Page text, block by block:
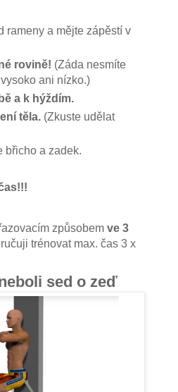
rameny a mějte zápěstí v
rovině! (Záda nesmíte
ani nízko.)
a k hýždím.
těla. (Zkuste udělat
břicho a zadek.
způsobemve 3
trénovat max. čas 3 x
sed o zeď